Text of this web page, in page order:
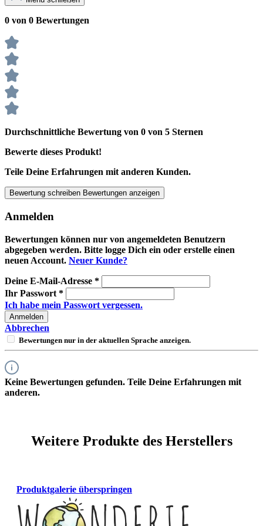
0 von 0 Bewertungen
Durchschnittliche Bewertung von 0 von 5 Sternen
Bewerte dieses Produkt!
Teile Deine Erfahrungen mit anderen Kunden.
Bewertung schreiben Bewertungen anzeigen
Anmelden
Bewertungen können nur von angemeldeten Benutzern
abgegeben werden. Bitte logge Dich ein oder erstelle einen
neuen Account. Neuer Kunde?
Deine E-Mail-Adresse *
Ihr Passwort *
Ich habe mein Passwort vergessen.
Anmelden
Abbrechen
Bewertungen nur in der aktuellen Sprache anzeigen.
Keine Bewertungen gefunden. Teile Deine Erfahrungen mit
anderen.
Weitere Produkte des Herstellers
Produktgalerie überspringen